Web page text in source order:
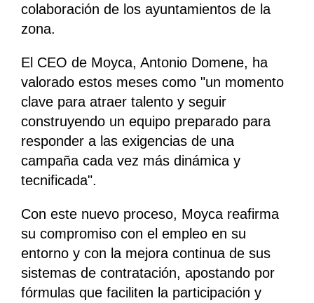
colaboración de los ayuntamientos de la
zona.
El CEO de Moyca, Antonio Domene, ha
valorado estos meses como "un momento
clave para atraer talento y seguir
construyendo un equipo preparado para
responder a las exigencias de una
campaña cada vez más dinámica y
tecnificada".
Con este nuevo proceso, Moyca reafirma
su compromiso con el empleo en su
entorno y con la mejora continua de sus
sistemas de contratación, apostando por
fórmulas que faciliten la participación y